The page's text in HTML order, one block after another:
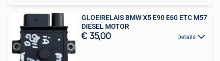
GLOEIRELAIS BMW X5 E90 E60 ETC M57
DIESEL MOTOR
€ 35,00 Details